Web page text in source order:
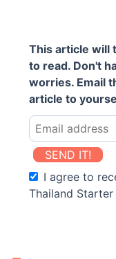
This article will
to read. Don't
worries. Email
article to
SEND IT!
I agree to
Thailand